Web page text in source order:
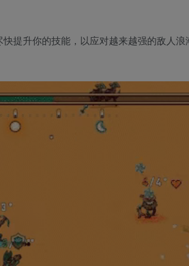
提升你的技能，以应对越来越强的敌人